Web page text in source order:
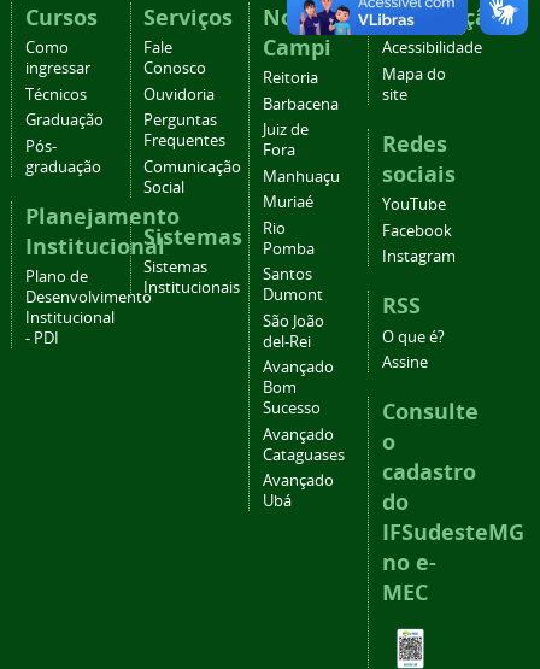
Cursos
Como
ingressar
Técnicos
Graduação
Pós-
graduação
Planejamento
Institucional
Plano de
Desenvolvimento
Institucional
- PDI
Serviços
Fale
Conosco
Ouvidoria
Perguntas
Frequentes
Comunicação
Social
Sistemas
Sistemas
Institucionais
Nossos
Campi
Reitoria
Barbacena
Juiz de
Fora
Manhuaçu
Muriaé
Rio
Pomba
Santos
Dumont
São João
del-Rei
Avançado
Bom
Sucesso
Avançado
Cataguases
Avançado
Ubá
Navegação
Acessibilidade
Mapa do
site
Redes
sociais
YouTube
Facebook
Instagram
RSS
O que é?
Assine
Consulte
o
cadastro
do
IFSudesteMG
no e-
MEC